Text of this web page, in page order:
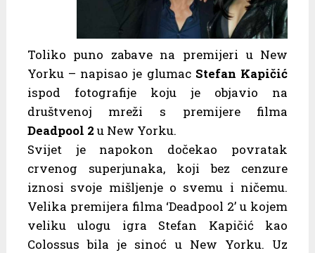
Toliko puno zabave na premijeri u New
Yorku – napisao je glumac Stefan Kapičić
ispod fotografije koju je objavio na
društvenoj mreži s premijere filma
Deadpool 2 u New Yorku.
Svijet je napokon dočekao povratak
crvenog superjunaka, koji bez cenzure
iznosi svoje mišljenje o svemu i ničemu.
Velika premijera filma ‘Deadpool 2’ u kojem
veliku ulogu igra Stefan Kapičić kao
Colossus bila je sinoć u New Yorku. Uz